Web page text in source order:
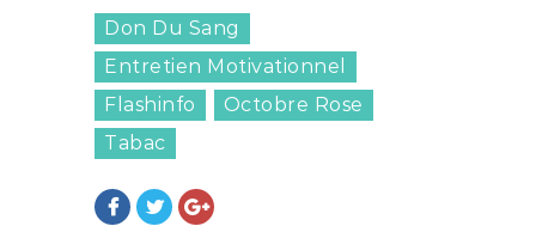
Don Du Sang
Entretien Motivationnel
Flashinfo
Octobre Rose
Tabac